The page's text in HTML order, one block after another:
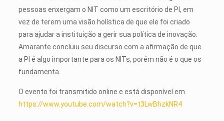
pessoas enxergam o NIT como um escritório de PI, em
vez de terem uma visão holística de que ele foi criado
para ajudar a instituição a gerir sua política de inovação.
Amarante concluiu seu discurso com a afirmação de que
a PI é algo importante para os NITs, porém não é o que os
fundamenta.
O evento foi transmitido online e está disponível em
https://www.youtube.com/watch?v=t3LwBhzkNR4